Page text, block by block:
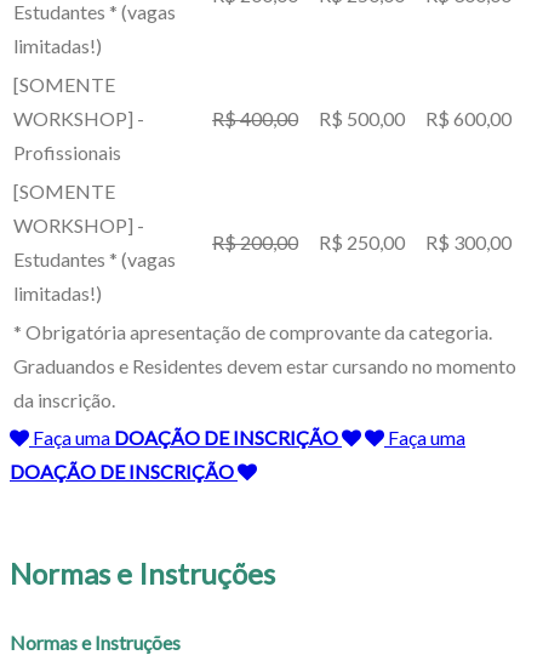
Estudantes * (vagas
limitadas!)
[SOMENTE
WORKSHOP] -
Profissionais
R$ 400,00 R$ 500,00 R$ 600,00
[SOMENTE
WORKSHOP] -
Estudantes * (vagas
limitadas!)
R$ 200,00 R$ 250,00 R$ 300,00
* Obrigatória apresentação de comprovante da categoria.
Graduandos e Residentes devem estar cursando no momento
da inscrição.
Faça uma DOAÇÃO DE INSCRIÇÃO
Faça uma
DOAÇÃO DE INSCRIÇÃO
Normas e Instruções
Normas e Instruções